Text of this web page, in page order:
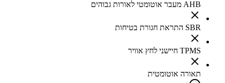
AHB מעבר אוטומטי לאורות גבוהים
SBR התראת חגורת בטיחות
TPMS חיישני לחץ אוויר
תאורה אוטומטית